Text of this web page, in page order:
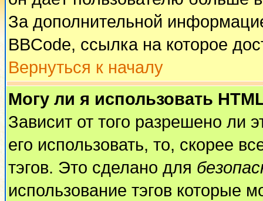
За дополнительной
BBCode, ссылка на которое
Вернуться к началу
Могу ли я использовать
Зависит от того разрешено ли
его использовать, то, скорее
тэгов. Это сделано для
использование тэгов которые